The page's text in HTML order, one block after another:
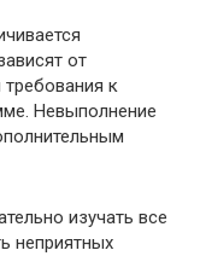
от
требования к
Невыполнение
изучать все
неприятных